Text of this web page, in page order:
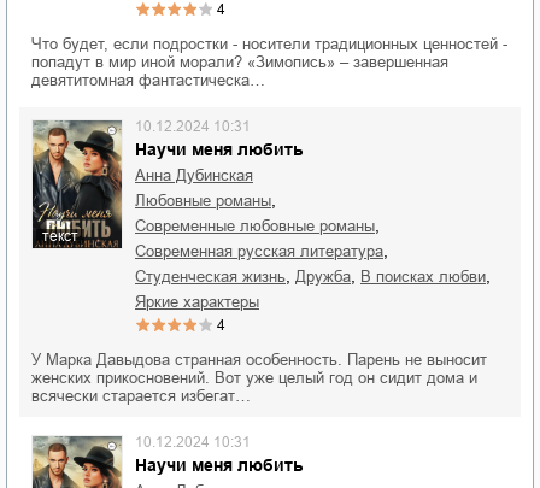
4
Что будет, если подростки - носители традиционных ценностей -
попадут в мир иной морали? «Зимопись» – завершенная
девятитомная фантастическа…
текст
Научи меня любить
10.12.2024 10:31
Анна Дубинская
любовные романы
современные любовные романы
современная русская литература
студенческая жизнь дружба в поисках любви
яркие характеры
4
У Марка Давыдова странная особенность. Парень не выносит
женских прикосновений. Вот уже целый год он сидит дома и
всячески старается избегат…
Научи меня любить
10.12.2024 10:31